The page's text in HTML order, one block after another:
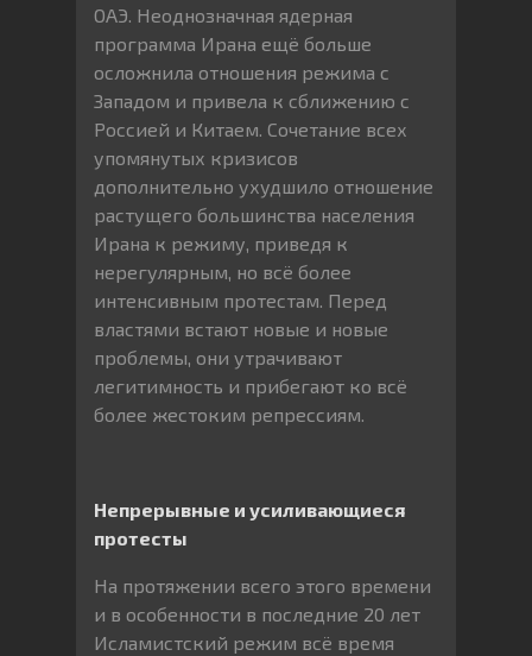
ОАЭ. Неоднозначная ядерная
программа Ирана ещё больше
осложнила отношения режима с
Западом и привела к сближению с
Россией и Китаем. Сочетание всех
упомянутых кризисов
дополнительно ухудшило отношение
растущего большинства населения
Ирана к режиму, приведя к
нерегулярным, но всё более
интенсивным протестам. Перед
властями встают новые и новые
проблемы, они утрачивают
легитимность и прибегают ко всё
более жестоким репрессиям.
Непрерывные и усиливающиеся
протесты
На протяжении всего этого времени
и в особенности в последние 20 лет
Исламистский режим всё время